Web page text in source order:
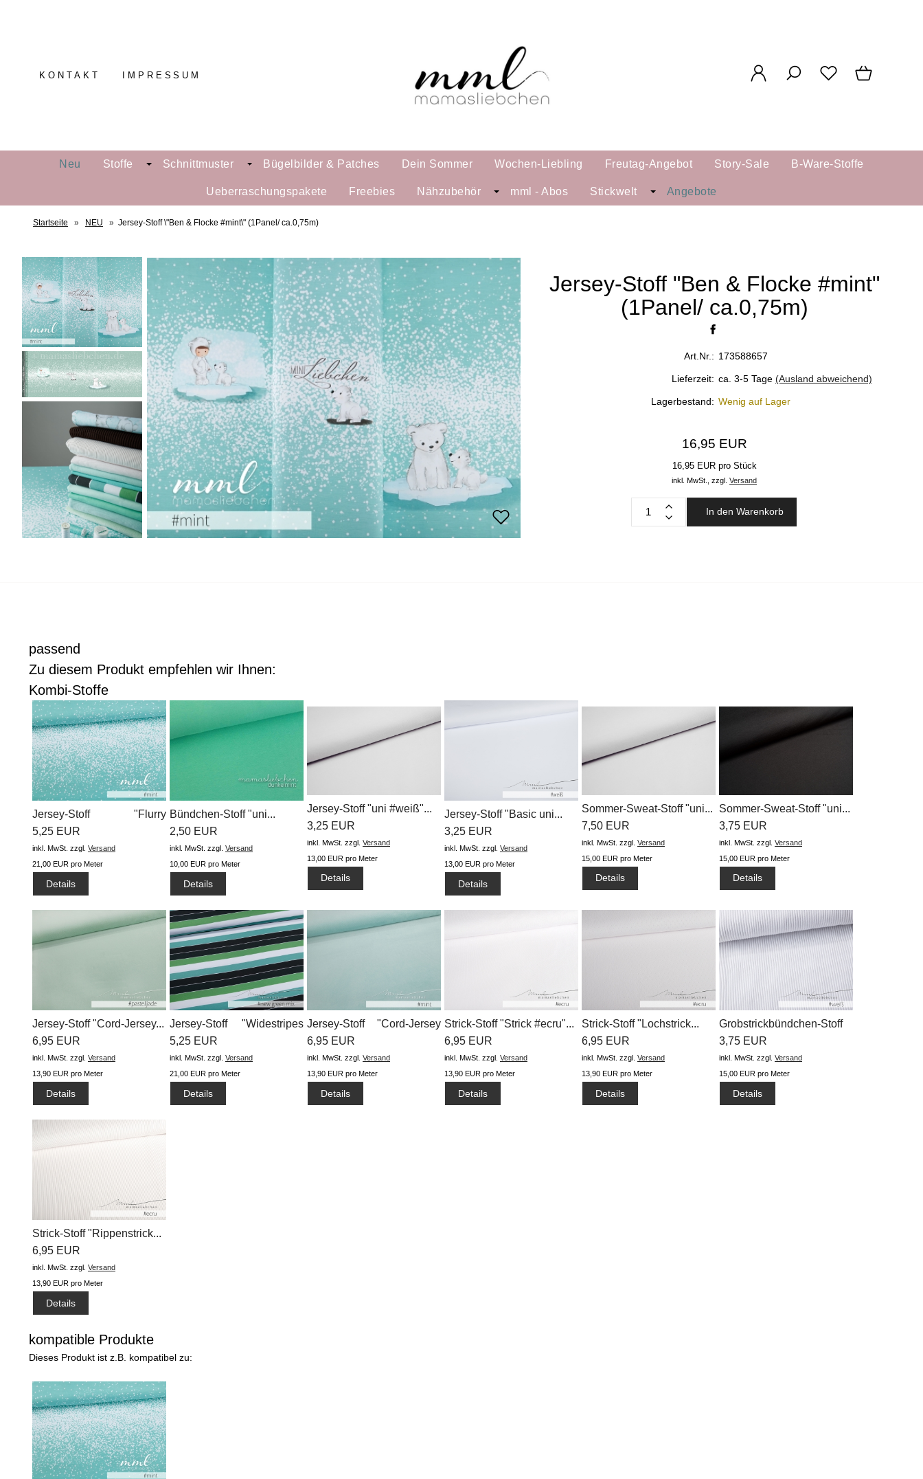
KONTAKT IMPRESSUM
Neu Stoffe Schnittmuster Bügelbilder & Patches Dein Sommer Wochen-Liebling Freutag-Angebot Story-Sale B-Ware-Stoffe
Ueberraschungspakete Freebies Nähzubehör mml - Abos Stickwelt Angebote
Startseite » NEU » Jersey-Stoff \"Ben & Flocke #mint\" (1Panel/ ca.0,75m)
Jersey-Stoff "Ben & Flocke #mint"
(1Panel/ ca.0,75m)
Art.Nr.: 173588657
Lieferzeit: ca. 3-5 Tage (Ausland abweichend)
Lagerbestand: Wenig auf Lager
16,95 EUR
16,95 EUR pro Stück
inkl. MwSt., zzgl. Versand
In den Warenkorb
passend
Zu diesem Produkt empfehlen wir Ihnen:
Kombi-Stoffe
Jersey-Stoff "Flurry
#mint"...
5,25 EUR
inkl. MwSt. zzgl. Versand
21,00 EUR pro Meter
Details
Bündchen-Stoff "uni...
2,50 EUR
inkl. MwSt. zzgl. Versand
10,00 EUR pro Meter
Details
Jersey-Stoff "uni #weiß"...
3,25 EUR
inkl. MwSt. zzgl. Versand
13,00 EUR pro Meter
Details
Jersey-Stoff "Basic uni...
3,25 EUR
inkl. MwSt. zzgl. Versand
13,00 EUR pro Meter
Details
Sommer-Sweat-Stoff "uni...
7,50 EUR
inkl. MwSt. zzgl. Versand
15,00 EUR pro Meter
Details
Sommer-Sweat-Stoff "uni...
3,75 EUR
inkl. MwSt. zzgl. Versand
15,00 EUR pro Meter
Details
Jersey-Stoff "Cord-Jersey...
6,95 EUR
inkl. MwSt. zzgl. Versand
13,90 EUR pro Meter
Details
Jersey-Stoff "Widestripes
#new...
5,25 EUR
inkl. MwSt. zzgl. Versand
21,00 EUR pro Meter
Details
Jersey-Stoff "Cord-Jersey
#mint...
6,95 EUR
inkl. MwSt. zzgl. Versand
13,90 EUR pro Meter
Details
Strick-Stoff "Strick #ecru"...
6,95 EUR
inkl. MwSt. zzgl. Versand
13,90 EUR pro Meter
Details
Strick-Stoff "Lochstrick...
6,95 EUR
inkl. MwSt. zzgl. Versand
13,90 EUR pro Meter
Details
Grobstrickbündchen-Stoff
"uni...
3,75 EUR
inkl. MwSt. zzgl. Versand
15,00 EUR pro Meter
Details
Strick-Stoff "Rippenstrick...
6,95 EUR
inkl. MwSt. zzgl. Versand
13,90 EUR pro Meter
Details
kompatible Produkte
Dieses Produkt ist z.B. kompatibel zu: